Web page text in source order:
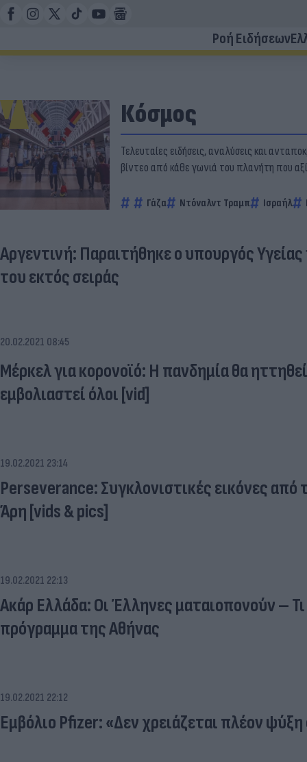
Ροή Ειδήσεων
Κόσμος
Τελευταίες ειδήσεις, αναλύσεις και
βίντεο από κάθε γωνιά του πλανήτη που
Γάζα Ντόναλντ Τραμπ Ισραήλ
Αργεντινή: Παραιτήθηκε ο υπουργός
του εκτός σειράς
20.02.2021 08:45
Μέρκελ για κορονοϊό: Η πανδημία θα
εμβολιαστεί όλοι [vid]
19.02.2021 23:14
Perseverance: Συγκλονιστικές εικόνες
Άρη [vids & pics]
19.02.2021 22:13
Ακάρ Ελλάδα: Οι Έλληνες ματαιοπονούν – Τι
πρόγραμμα της Αθήνας
19.02.2021 22:12
Εμβόλιο Pfizer: «Δεν χρειάζεται πλέον ψύξη